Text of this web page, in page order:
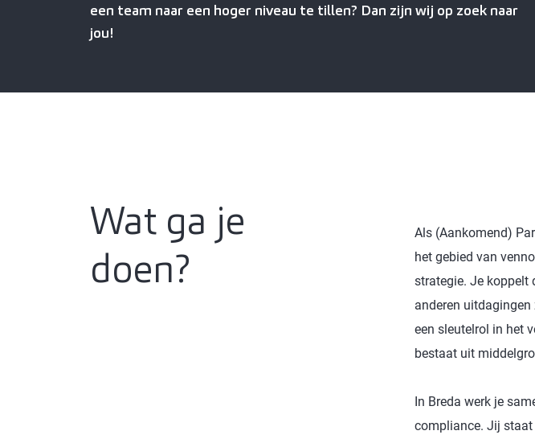
een team naar een hoger niveau te tillen? Dan zijn wij op zoek naar
jou!
Wat ga je
doen?
Als (Aankomend)
het gebied van
strategie. Je koppelt
anderen
een sleutelrol in het
bestaat uit
In Breda werk je
compliance. Jij staat